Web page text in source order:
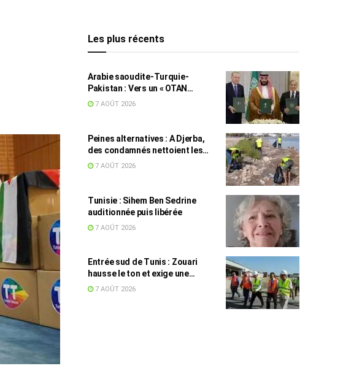
Les plus récents
Arabie saoudite-Turquie-
Pakistan : Vers un « OTAN
islamique » ?
7 AOÛT 2026
Peines alternatives : A Djerba,
des condamnés nettoient les
plages
7 AOÛT 2026
Tunisie : Sihem Ben Sedrine
auditionnée puis libérée
7 AOÛT 2026
Entrée sud de Tunis : Zouari
hausse le ton et exige une
accélération des travaux
7 AOÛT 2026